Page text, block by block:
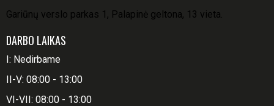
Gariūnų verslo parkas 1, Palapinė geltona, 13 vieta.
DARBO LAIKAS
I: Nedirbame
II-V: 08:00 - 13:00
VI-VII: 08:00 - 13:00